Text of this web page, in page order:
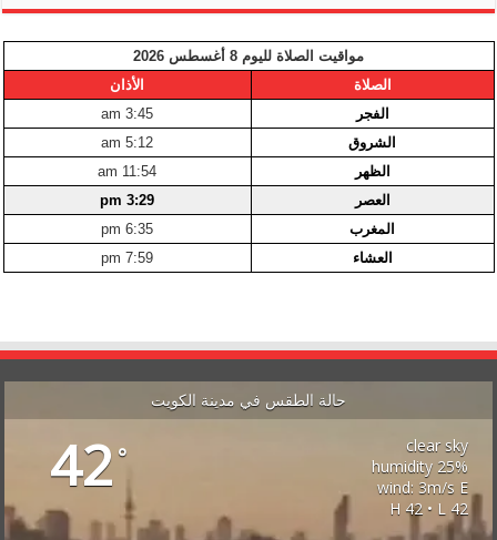
مواقيت الصلاة لليوم 8 أغسطس 2026
الصلاة
الأذان
الفجر
3:45 am
الشروق
5:12 am
الظهر
11:54 am
العصر
3:29 pm
المغرب
6:35 pm
العشاء
7:59 pm
حالة الطقس في مدينة الكويت
42 °
clear sky
25% humidity
wind: 3m/s E
H 42 • L 42